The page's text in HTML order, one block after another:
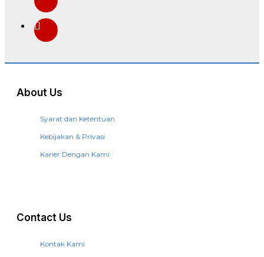
About Us
Syarat dan Ketentuan
Kebijakan & Privasi
Karier Dengan Kami
Contact Us
Kontak Kami